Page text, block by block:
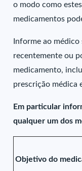
o modo como
medicamentos
Informe ao
recentemente ou
medicamento,
prescrição médica
Em particular
qualquer um dos
Objetivo do